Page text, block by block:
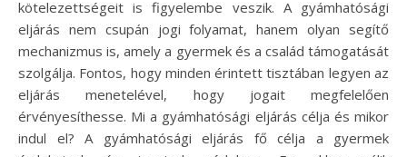
kötelezettségeit is figyelembe veszik. A gyámhatósági
eljárás nem csupán jogi folyamat, hanem olyan segítő
mechanizmus is, amely a gyermek és a család támogatását
szolgálja. Fontos, hogy minden érintett tisztában legyen az
eljárás menetelével, hogy jogait megfelelően
érvényesíthesse. Mi a gyámhatósági eljárás célja és mikor
indul el? A gyámhatósági eljárás fő célja a gyermek